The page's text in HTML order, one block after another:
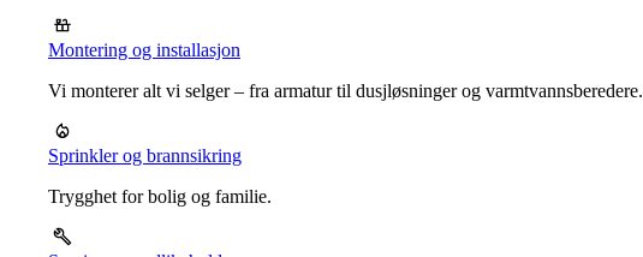
Montering og installasjon
Vi monterer alt vi selger – fra armatur til dusjløsninger og varmtvannsberedere.
Sprinkler og brannsikring
Trygghet for bolig og familie.